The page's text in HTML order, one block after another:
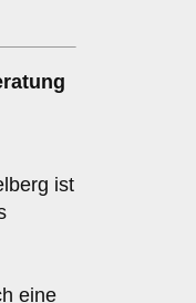
ist
eine